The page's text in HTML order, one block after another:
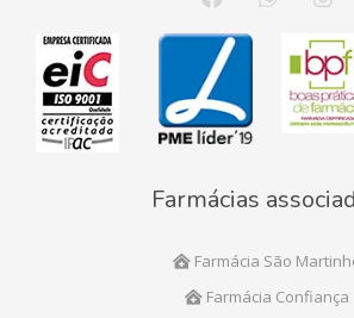
Farmácias
Farmácia São
Farmácia Confiança